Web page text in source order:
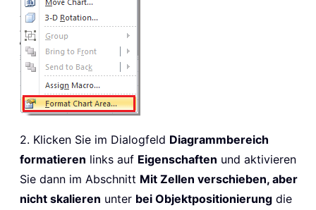
2. Klicken Sie im Dialogfeld Diagrammbereich
formatieren links auf Eigenschaften und aktivieren
Sie dann im Abschnitt Mit Zellen verschieben, aber
nicht skalieren unter bei Objektpositionierung die